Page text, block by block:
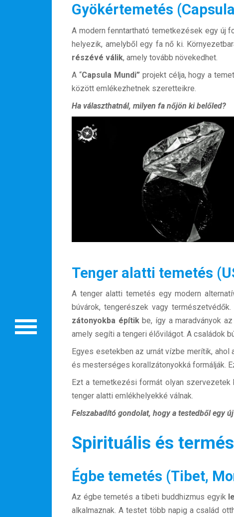
Szakértőink
Beutazási engedélyek
Online bolt
Rendezvények
Partnerprogram
Oszd meg történeted!
Gyökértemetés
A modern fenntartható temetkezések egy új
helyezik, amelyből egy fa nő ki.
részévé válik, amely tovább növekedhet.
A “Capsula Mundi”projekt célja, hogy a
között emlékezhetnek szeretteikre.
Ha választhatnál, milyen fa nőjön ki belőled?
Tenger alatti temetés
A tenger alatti temetés egy modern
búvárok, tengerészek vagy
zátonyokba építikbe, így a maradványok az
amely segíti a tengeri élővilágot. A családok
Egyes esetekben az urnát vízbe merítik,
és mesterséges korallzátonyokká formálják.
Ezt a temetkezési formát olyan szervezetek
tenger alatti emlékhelyekké válnak.
Felszabadító gondolat, hogy a testedből egy
Spirituális és
Égbe temetés (Tibet,
Az égbe temetés a tibeti buddhizmus egyik
alkalmaznak. A testet több napig a család